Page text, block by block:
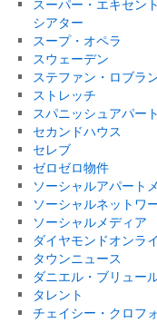
スーパー・エキセン
シアター
スープ・オペラ
スウェーデン
ステファン・ロブラ
ストレッチ
スパニッシュアパー
セカンドハウス
セレブ
ゼロゼロ物件
ソーシャルアパート
ソーシャルネットワ
ソーシャルメディア
ダイヤモンドオンラ
タウンニュース
ダニエル・ブリュー
タレント
チェイシー・クロフ